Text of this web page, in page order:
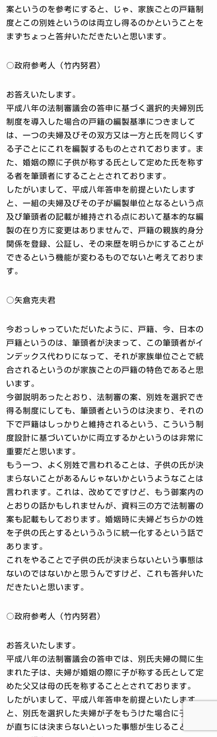
案というのを参考にすると、じゃ、家族ごとの戸籍制
度とこの別姓というのは両立し得るのかということを
まずちょっと答弁いただきたいと思います。
○政府参考人（竹内努君）
お答えいたします。
平成八年の法制審議会の答申に基づく選択的夫婦別氏
制度を導入した場合の戸籍の編製基準につきまして
は、一つの夫婦及びその双方又は一方と氏を同じくす
る子ごとにこれを編製するものとされております。ま
た、婚姻の際に子供が称する氏として定めた氏を称す
る者を筆頭者にすることとされております。
したがいまして、平成八年答申を前提といたします
と、一組の夫婦及びその子が編製単位となるという点
及び筆頭者の記載が維持される点において基本的な編
製の在り方に変更はありませんで、戸籍の親族的身分
関係を登録、公証し、その来歴を明らかにすることが
できるという機能が変わるものでないと考えておりま
す。
○矢倉克夫君
今おっしゃっていただいたように、戸籍、今、日本の
戸籍というのは、筆頭者が決まって、この筆頭者がイ
ンデックス代わりになって、それが家族単位ごとで統
合されるというのが家族ごとの戸籍の特色であると思
います。
今御説明あったとおり、法制審の案、別姓を選択でき
得る制度にしても、筆頭者というのは決まり、それの
下で戸籍はしっかりと維持されるという、こういう制
度設計に基づいていかに両立するかというのは非常に
重要だと思います。
もう一つ、よく別姓で言われることは、子供の氏が決
まらないことがあるんじゃないかというようなことは
言われます。これは、改めてですけど、もう御案内の
とおりの話かもしれませんが、資料三の方で法制審の
案も記載もしております。婚姻時に夫婦どちらかの姓
を子供の氏とするというふうに統一化するという話で
あります。
これをやることで子供の氏が決まらないという事態は
ないのではないかと思うんですけど、これも答弁いた
だきたいと思います。
○政府参考人（竹内努君）
お答えいたします。
平成八年の法制審議会の答申では、別氏夫婦の間に生
まれた子は、夫婦が婚姻の際に子が称する氏として定
めた父又は母の氏を称することとされております。
したがいまして、平成八年答申を前提といたします
と、別氏を選択した夫婦が子をもうけた場合に子の氏
が直ちには決まらないといった事態が生じることはな